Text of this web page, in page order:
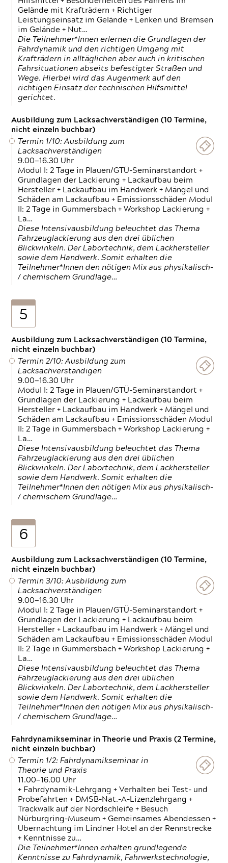
Gelände mit Krafträdern + Richtiger
Leistungseinsatz im Gelände + Lenken und Bremsen
im Gelände + Nut…
Die Teilnehmer*Innen erlernen die Grundlagen der
Fahrdynamik und den richtigen Umgang mit
Krafträdern in alltäglichen aber auch in kritischen
Fahrsituationen abseits befestigter Straßen und
Wege. Hierbei wird das Augenmerk auf den
richtigen Einsatz der technischen Hilfsmittel
gerichtet.
Ausbildung zum Lacksachverständigen (10 Termine,
nicht einzeln buchbar)
Termin 1/10: Ausbildung zum
Lacksachverständigen
9.00—16.30 Uhr
Modul I: 2 Tage in Plauen/GTÜ-Seminarstandort +
Grundlagen der Lackierung + Lackaufbau beim
Hersteller + Lackaufbau im Handwerk + Mängel und
Schäden am Lackaufbau + Emissionsschäden Modul
II: 2 Tage in Gummersbach + Workshop Lackierung +
La…
Diese Intensivausbildung beleuchtet das Thema
Fahrzeuglackierung aus den drei üblichen
Blickwinkeln. Der Labortechnik, dem Lackhersteller
sowie dem Handwerk. Somit erhalten die
Teilnehmer*Innen den nötigen Mix aus physikalisch-
/ chemischem Grundlage…
5
Ausbildung zum Lacksachverständigen (10 Termine,
nicht einzeln buchbar)
Termin 2/10: Ausbildung zum
Lacksachverständigen
9.00—16.30 Uhr
Modul I: 2 Tage in Plauen/GTÜ-Seminarstandort +
Grundlagen der Lackierung + Lackaufbau beim
Hersteller + Lackaufbau im Handwerk + Mängel und
Schäden am Lackaufbau + Emissionsschäden Modul
II: 2 Tage in Gummersbach + Workshop Lackierung +
La…
Diese Intensivausbildung beleuchtet das Thema
Fahrzeuglackierung aus den drei üblichen
Blickwinkeln. Der Labortechnik, dem Lackhersteller
sowie dem Handwerk. Somit erhalten die
Teilnehmer*Innen den nötigen Mix aus physikalisch-
/ chemischem Grundlage…
6
Ausbildung zum Lacksachverständigen (10 Termine,
nicht einzeln buchbar)
Termin 3/10: Ausbildung zum
Lacksachverständigen
9.00—16.30 Uhr
Modul I: 2 Tage in Plauen/GTÜ-Seminarstandort +
Grundlagen der Lackierung + Lackaufbau beim
Hersteller + Lackaufbau im Handwerk + Mängel und
Schäden am Lackaufbau + Emissionsschäden Modul
II: 2 Tage in Gummersbach + Workshop Lackierung +
La…
Diese Intensivausbildung beleuchtet das Thema
Fahrzeuglackierung aus den drei üblichen
Blickwinkeln. Der Labortechnik, dem Lackhersteller
sowie dem Handwerk. Somit erhalten die
Teilnehmer*Innen den nötigen Mix aus physikalisch-
/ chemischem Grundlage…
Fahrdynamikseminar in Theorie und Praxis (2 Termine,
nicht einzeln buchbar)
Termin 1/2: Fahrdynamikseminar in
Theorie und Praxis
11.00—16.00 Uhr
+ Fahrdynamik-Lehrgang + Verhalten bei Test- und
Probefahrten + DMSB-Nat.-A-Lizenzlehrgang +
Trackwalk auf der Nordschleife + Besuch
Nürburgring-Museum + Gemeinsames Abendessen +
Übernachtung im Lindner Hotel an der Rennstrecke
+ Kenntnisse zu…
Die Teilnehmer*Innen erhalten grundlegende
Kenntnisse zu Fahrdynamik, Fahrwerkstechnologie,